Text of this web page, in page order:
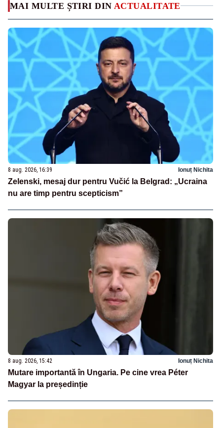
MAI MULTE ȘTIRI DIN ACTUALITATE
8 aug. 2026, 16:39 Ionuț Nichita
Zelenski, mesaj dur pentru Vučić la Belgrad: „Ucraina
nu are timp pentru scepticism”
8 aug. 2026, 15:42 Ionuț Nichita
Mutare importantă în Ungaria. Pe cine vrea Péter
Magyar la președinție